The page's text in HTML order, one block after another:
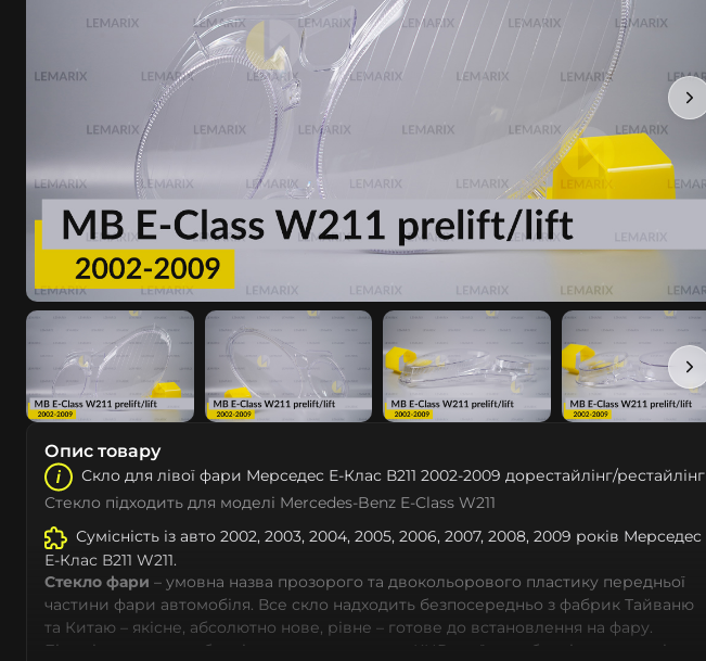
Опис товару
Скло для лівої фари Мeрceдec Е-Клас В211 2002-2009 дорестайлінг/рестайлінг
Стекло підходить для моделі Mercedes-Benz E-Class W211
Сумісність із авто 2002, 2003, 2004, 2005, 2006, 2007, 2008, 2009 років Мeрceдec
Е-Клас В211 W211.
Стекло фари – умовна назва прозорого та двокольорового пластику передньої
частини фари автомобіля. Все скло надходить безпосередньо з фабрик Тайваню
та Китаю – якісне, абсолютно нове, рівне – готове до встановлення на фару.
Більшість автовиробників уже перенесли до КНР свої виробничі потужності,